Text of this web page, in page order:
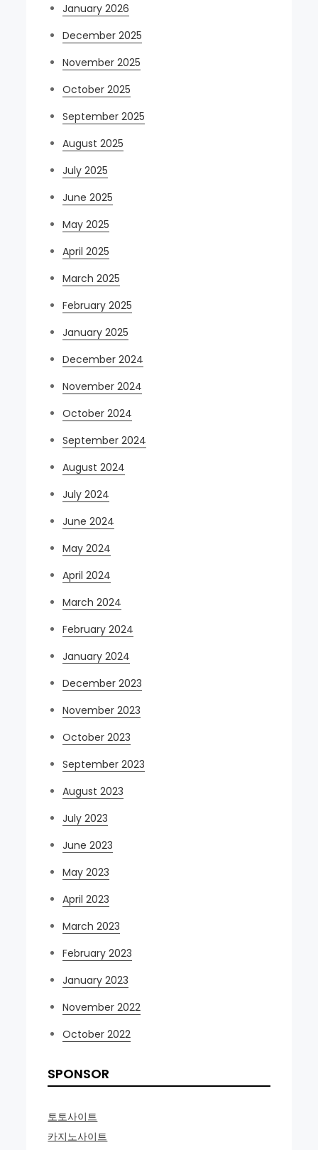
January 2026
December 2025
November 2025
October 2025
September 2025
August 2025
July 2025
June 2025
May 2025
April 2025
March 2025
February 2025
January 2025
December 2024
November 2024
October 2024
September 2024
August 2024
July 2024
June 2024
May 2024
April 2024
March 2024
February 2024
January 2024
December 2023
November 2023
October 2023
September 2023
August 2023
July 2023
June 2023
May 2023
April 2023
March 2023
February 2023
January 2023
November 2022
October 2022
SPONSOR
토토사이트
카지노사이트